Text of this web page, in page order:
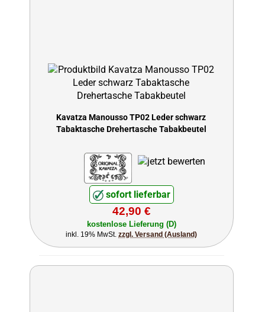
Kavatza Manousso TP02 Leder schwarz
Tabaktasche Drehertasche Tabakbeutel
sofort lieferbar
42,90 €
kostenlose Lieferung (D)
inkl. 19% MwSt.zzgl. Versand (Ausland)